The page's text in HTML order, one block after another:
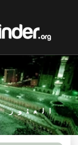
العثور